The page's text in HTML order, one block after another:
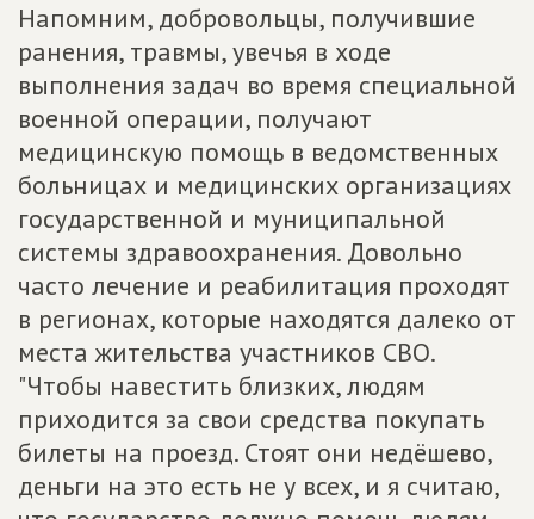
Напомним, добровольцы, получившие
ранения, травмы, увечья в ходе
выполнения задач во время специальной
военной операции, получают
медицинскую помощь в ведомственных
больницах и медицинских организациях
государственной и муниципальной
системы здравоохранения. Довольно
часто лечение и реабилитация проходят
в регионах, которые находятся далеко от
места жительства участников СВО.
"Чтобы навестить близких, людям
приходится за свои средства покупать
билеты на проезд. Стоят они недёшево,
деньги на это есть не у всех, и я считаю,